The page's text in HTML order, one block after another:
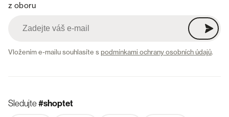
z oboru
Vložením e-mailu souhlasíte spodmínkami ochrany osobních údajů.
Sledujte#shoptet